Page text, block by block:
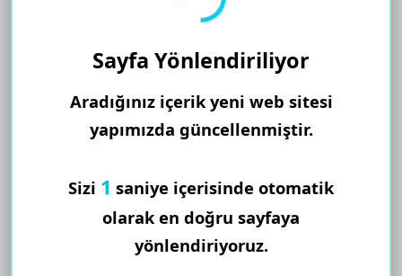
Yükleniyor...
Sayfa Yönlendiriliyor
Aradığınız içerik yeni web sitesi
yapımızda güncellenmiştir.
Sizi 1 saniye içerisinde otomatik
olarak en doğru sayfaya
yönlendiriyoruz.